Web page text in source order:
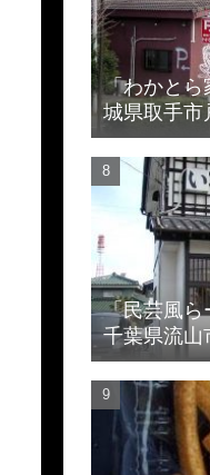
「わかと
城県取手市
「民芸風
千葉県流山